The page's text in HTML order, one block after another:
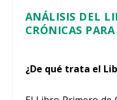
ANÁLISIS DEL
CRÓNICAS
¿De qué trata el